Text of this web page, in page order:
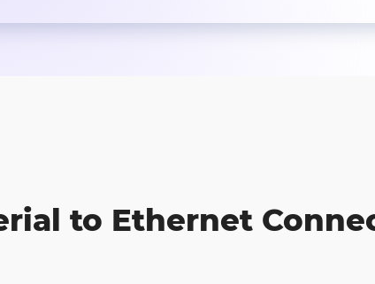
to Ethernet